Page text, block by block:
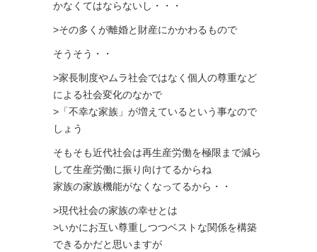
かなくてはならないし・・・
>その多くが離婚と財産にかかわるもので
そうそう・・
>家長制度やムラ社会ではなく個人の尊重など
による社会変化のなかで
>「不幸な家族」が増えているという事なので
しょう
そもそも近代社会は再生産労働を極限まで減ら
して生産労働に振り向けてるからね
家族の家族機能がなくなってるから・・
>現代社会の家族の幸せとは
>いかにお互い尊重しつつベストな関係を構築
できるかだと思いますが